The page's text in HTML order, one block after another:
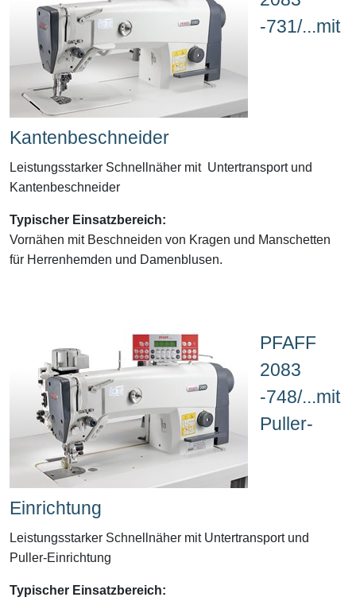
-731/...mit
Kantenbeschneider
Leistungsstarker Schnellnäher mit Untertransport und
Kantenbeschneider
Typischer Einsatzbereich:
Vornähen mit Beschneiden von Kragen und Manschetten
für Herrenhemden und Damenblusen.
PFAFF
2083
-748/...mit
Puller-
Einrichtung
Leistungsstarker Schnellnäher mit Untertransport und
Puller-Einrichtung
Typischer Einsatzbereich: